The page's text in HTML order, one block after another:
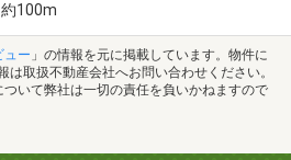
約100m
ュー 」の情報を元に掲載しています。物件に
は取扱不動産会社へお問い合わせください。
いて弊社は一切の責任を負いかねますので